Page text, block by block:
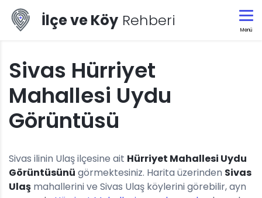
İlçe ve Köy Rehberi
Menü
Sivas Hürriyet
Mahallesi Uydu
Görüntüsü
Sivas ilinin Ulaş ilçesine ait Hürriyet Mahallesi Uydu
Görüntüsünü görmektesiniz. Harita üzerinden Sivas
Ulaş mahallerini ve Sivas Ulaş köylerini görebilir, ayn